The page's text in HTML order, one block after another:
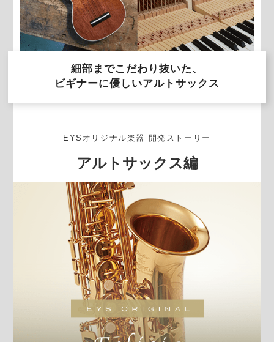
細部までこだわり抜いた、
ビギナーに優しいアルトサックス
EYSオリジナル楽器 開発ストーリー
アルトサックス編